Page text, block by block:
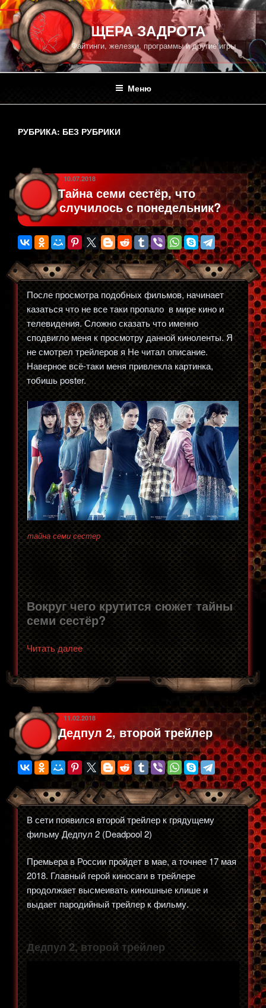
Перейти
к
содержимому
ПЕЩЕРА ЗАДРОТА
Файтинги, железки, программы и другие игры
Меню
РУБРИКА: БЕЗ РУБРИКИ
ОПУБЛИКОВАНО
10.07.2018
Тайна семи сестёр, что
случилось с понедельник?
После просмотра подобных фильмов, начинает
казаться что не все таки пропало в мире кино и
телевидения. Сложно сказать что именно
сподвигло меня к просмотру данной киноленты. Я
не смотрел трейлеров я Не читал описание.
Наверное всё-таки меня привлекла картинка,
тобишь poster.
тайна семи сестер
Вокруг чего крутится сюжет тайны
семи сестёр?
Читать далее«Тайна
семи
сестёр,
что
с
понедельник?»
ОПУБЛИКОВАНО
11.02.2018
Дедпул 2, второй трейлер
В сети появился второй трейлер к грядущему
фильму Дедпул 2 (Deadpool 2)
Премьера в России пройдет в мае, а точнее 17 мая
2018. Главный герой киносаги в трейлере
продолжает высмеивать киношные клише и
выдает пародийный трейлер к фильму.
Дедпул 2, второй трейлер